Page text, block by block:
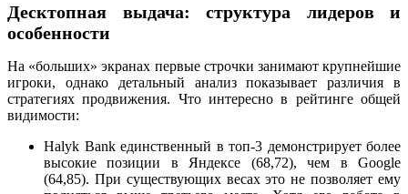
Десктопная выдача: структура лидеров и
особенности
На «больших» экранах первые строчки занимают крупнейшие
игроки, однако детальный анализ показывает различия в
стратегиях продвижения. Что интересно в рейтинге общей
видимости:
Halyk Bank единственный в топ-3 демонстрирует более
высокие позиции в Яндексе (68,72), чем в Google
(64,85). При существующих весах это не позволяет ему